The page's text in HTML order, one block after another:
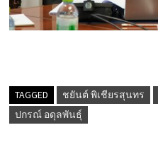
TAGGED ชยันต์ พิเชียรสุนทร
ปกรณ์ อดุลพันธุ์